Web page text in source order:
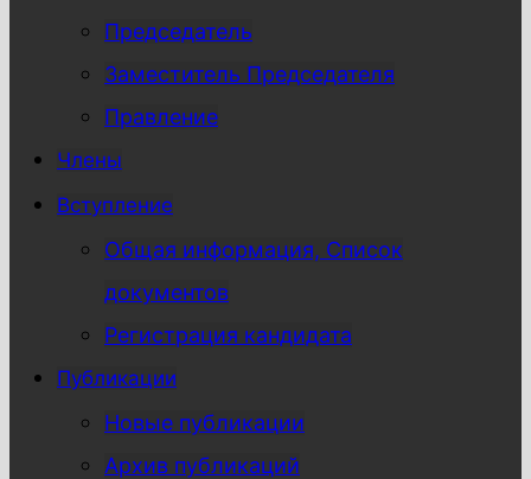
Председатель
Заместитель Председателя
Правление
Члены
Вступление
Общая информация, Список
документов
Регистрация кандидата
Публикации
Новые публикации
Архив публикаций